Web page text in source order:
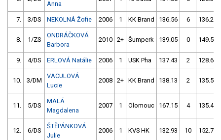
Anna
7. 3/DS NEKOLNÁ Žofie 2006 1 KK Brand 136.56 6 136.20
8. 1/ZS
ONDRÁČKOVÁ
Barbora
2010 2+ Šumperk 139.05 0 149.54
9. 4/DS ERLOVÁ Natálie 2006 1 USK Pha 137.43 2 128.65
10. 3/DM
VACULOVÁ
Lucie
2008 2+ KK Brand 138.13 2 135.57
11. 5/DS
MALÁ
Magdalena
2007 1 Olomouc 167.15 4 135.45
12. 6/DS
ŠTĚPÁNKOVÁ
Julie
2006 1 KVS HK 132.93 10 152.76